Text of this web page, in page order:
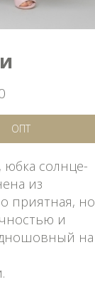
ОПТ
юбка солнце-
из
приятная, но
и
на